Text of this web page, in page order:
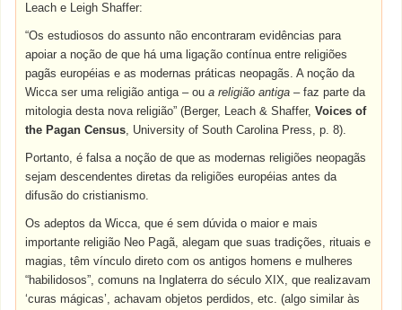
Leach e Leigh Shaffer:
“Os estudiosos do assunto não encontraram evidências para
apoiar a noção de que há uma ligação contínua entre religiões
pagãs européias e as modernas práticas neopagãs. A noção da
Wicca ser uma religião antiga – oua religião antiga – faz parte da
mitologia desta nova religião” (Berger, Leach & Shaffer,Voices of
the Pagan Census, University of South Carolina Press, p. 8).
Portanto, é falsa a noção de que as modernas religiões neopagãs
sejam descendentes diretas da religiões européias antes da
difusão do cristianismo.
Os adeptos da Wicca, que é sem dúvida o maior e mais
importante religião Neo Pagã, alegam que suas tradições, rituais e
magias, têm vínculo direto com os antigos homens e mulheres
“habilidosos”, comuns na Inglaterra do século XIX, que realizavam
‘curas mágicas’, achavam objetos perdidos, etc. (algo similar às